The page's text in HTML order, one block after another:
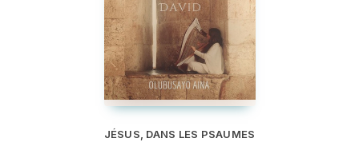
JÉSUS, DANS LES PSAUMES